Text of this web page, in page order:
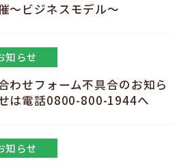
ビジネスモデル～
知らせ
わせフォーム不具合のお知ら
電話0800-800-1944へ
知らせ